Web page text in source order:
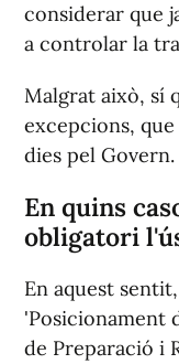
considerar que
a controlar la
Malgrat això, sí
excepcions,
dies pel Govern.
En quins
obligatori
En aquest
'Posicionament
de Preparació i